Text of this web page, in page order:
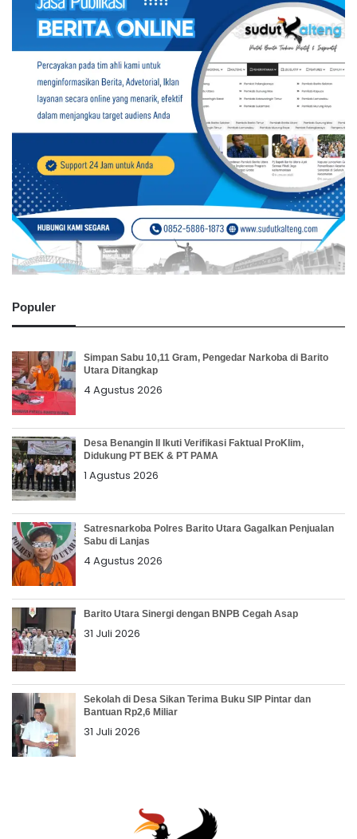
Populer
Simpan Sabu 10,11 Gram, Pengedar Narkoba di Barito
Utara Ditangkap
4 Agustus 2026
Desa Benangin II Ikuti Verifikasi Faktual ProKlim,
Didukung PT BEK & PT PAMA
1 Agustus 2026
Satresnarkoba Polres Barito Utara Gagalkan Penjualan
Sabu di Lanjas
4 Agustus 2026
Barito Utara Sinergi dengan BNPB Cegah Asap
31 Juli 2026
Sekolah di Desa Sikan Terima Buku SIP Pintar dan
Bantuan Rp2,6 Miliar
31 Juli 2026